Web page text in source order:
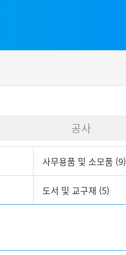
공사
사무용품 및 소모품 (9)
도서 및 교구재 (5)